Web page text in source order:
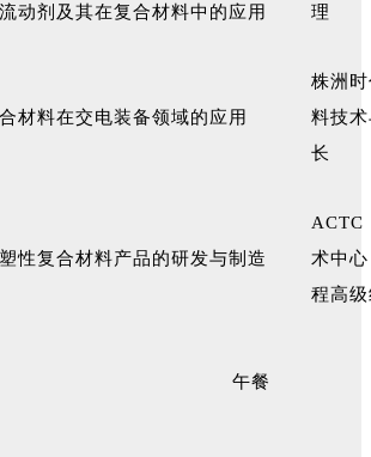
动剂及其在复合材料中的应用
理
材料在交电装备领域的应用
株洲
料技
长
性复合材料产品的研发与制造
ACTC
术中
程高
午餐